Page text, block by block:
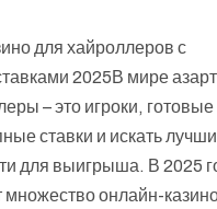
для хайроллеров с
2025В мире
– это игроки, готовые
ставки и искать
для выигрыша. В 2025
множество онлайн-